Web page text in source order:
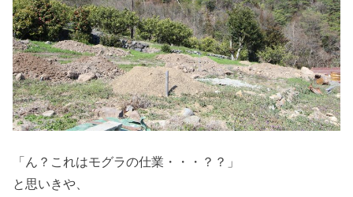
「ん？これはモグラの仕業・・・？？」
と思いきや、